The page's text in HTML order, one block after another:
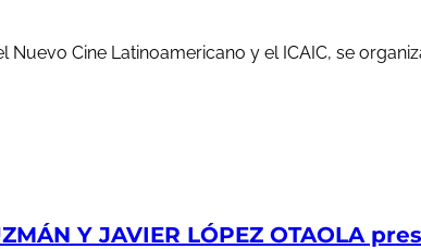
Nuevo Cine Latinoamericano y el ICAIC, se
Y JAVIER LÓPEZ OTAOLA